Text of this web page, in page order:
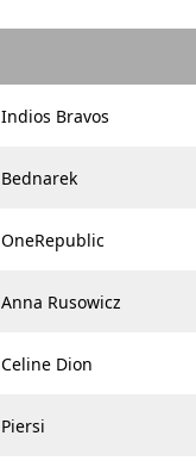
Indios Bravos
Bednarek
OneRepublic
Anna Rusowicz
Celine Dion
Piersi